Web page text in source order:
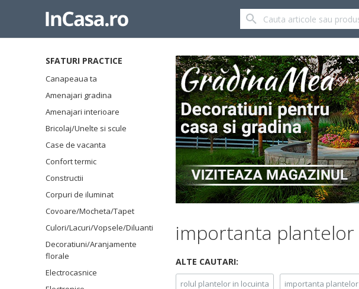
SFATURI PRACTICE
Canapeaua ta
Amenajari gradina
Amenajari interioare
Bricolaj/Unelte si scule
Case de vacanta
Confort termic
Constructii
Corpuri de iluminat
Covoare/Mocheta/Tapet
Culori/Lacuri/Vopsele/Diluanti
Decoratiuni/Aranjamente
florale
Electrocasnice
importanta plantelor
ALTE CAUTARI:
rolul plantelor in locuinta importanta plantelor